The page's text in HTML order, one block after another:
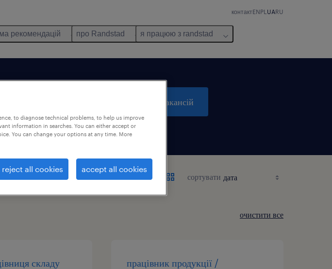
контактENPL UARU
рекомендацій про Randstad я працюю з randstad
пошук 3 вакансій
сортувати
очистити все
складу
працівник продукції /
to diagnose technical problems, to help us improve
information in searches. You can either accept or
You can change your options at any time. More
reject all cookies accept all cookies